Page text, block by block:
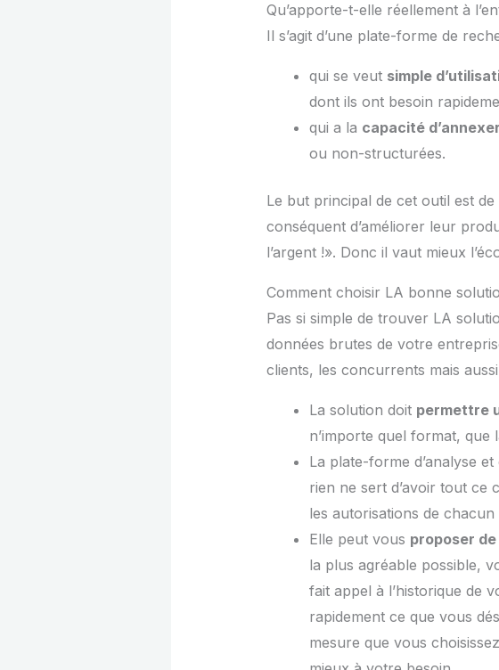
Qu’apporte-t-elle réellement à
Il s’agit d’une plate-forme de
qui se veut simple
dont ils ont besoin
qui a la capacité
ou non-structurées.
Le but principal de cet outil est
conséquent d’améliorer leur
l’argent !». Donc il vaut mieux
Comment choisir LA bonne
Pas si simple de trouver LA
données brutes de votre
clients, les concurrents mais
La solution doit permettre
n’importe quel format,
La plate-forme d’analyse
rien ne sert d’avoir tout ce
les autorisations de
Elle peut vous proposer
la plus agréable possible,
fait appel à l’historique de
rapidement ce que vous
mesure que vous